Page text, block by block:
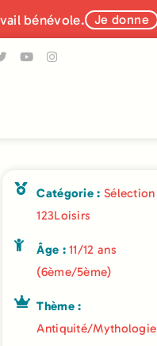
bénévole. Je donne
Catégorie : Sélection
123Loisirs
Âge :11/12 ans
(6ème/5ème)
Thème :
Antiquité/Mythologie